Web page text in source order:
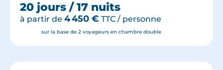
20 jours / 17 nuits
à partir de 4 450 € TTC / personne
sur la base de 2 voyageurs en chambre double